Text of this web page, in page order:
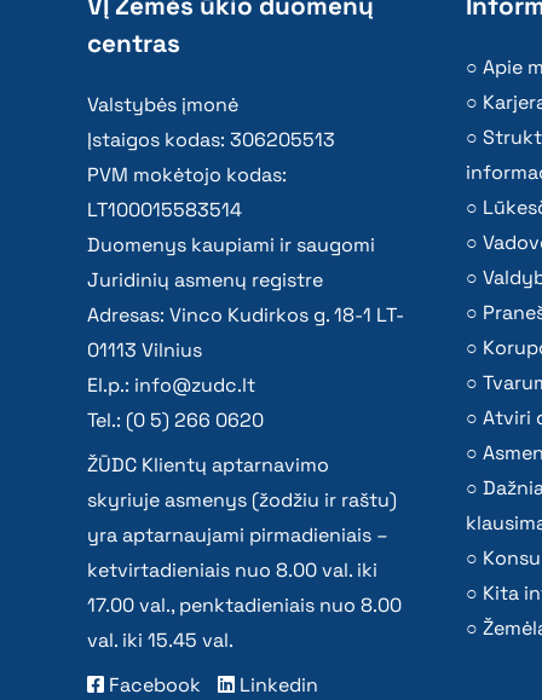
centras
Valstybės įmonė
Įstaigos kodas: 306205513
PVM mokėtojo kodas:
LT100015583514
Duomenys kaupiami ir saugomi
Juridinių asmenų registre
Adresas: Vinco Kudirkos g. 18-1 LT-
01113 Vilnius
El.p.: info@zudc.lt
Tel.: (0 5) 266 0620
ŽŪDC Klientų aptarnavimo
skyriuje asmenys (žodžiu ir raštu)
yra aptarnaujami pirmadieniais –
ketvirtadieniais nuo 8.00 val. iki
17.00 val., penktadieniais nuo 8.00
val. iki 15.45 val.
Facebook
Linkedin
Apie
Atviri
Kita